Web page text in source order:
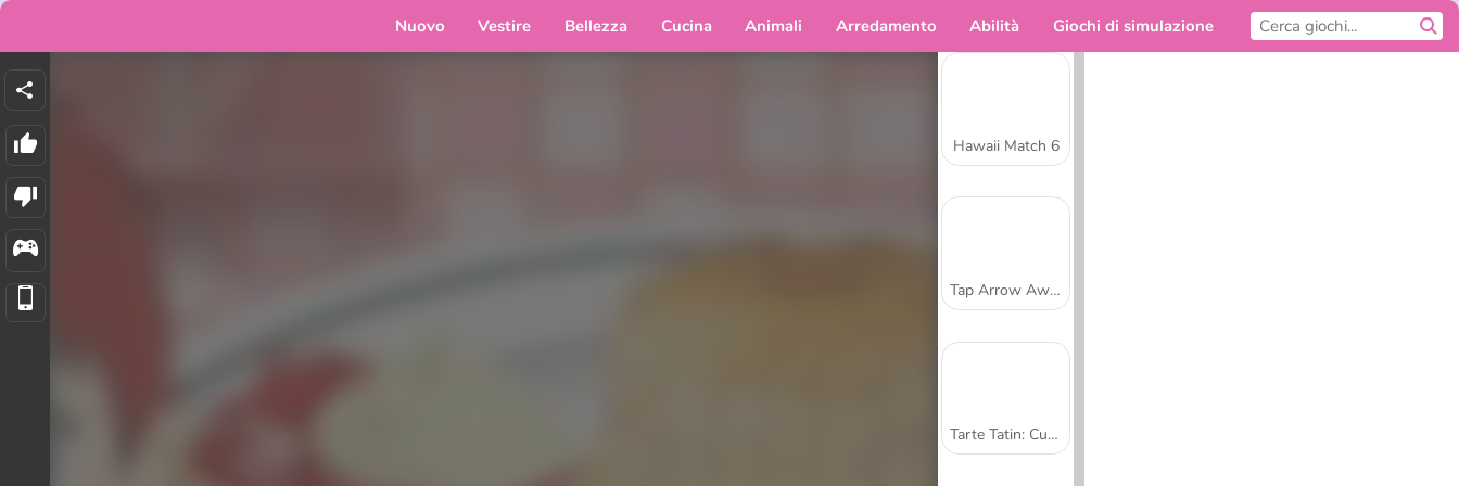
Nuovo Vestire Bellezza Cucina Animali Arredamento Abilità Giochi di simulazione
Hawaii Match 6
Tap Arrow Away
Tarte Tatin: Cucina con Sara